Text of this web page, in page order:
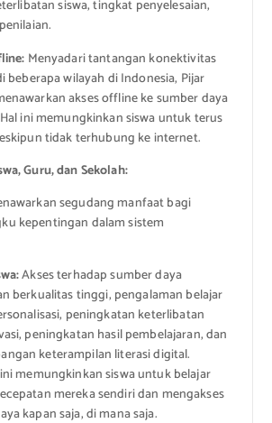
siswa, tingkat penyelesaian,
Menyadari tantangan konektivitas
beberapa wilayah di Indonesia, Pijar
akses offline ke sumber daya
ini memungkinkan siswa untuk terus
tidak terhubung ke internet.
Guru, dan Sekolah:
segudang manfaat bagi
kepentingan dalam sistem
Akses terhadap sumber daya
berkualitas tinggi, pengalaman belajar
peningkatan keterlibatan
peningkatan hasil pembelajaran, dan
keterampilan literasi digital.
memungkinkan siswa untuk belajar
mereka sendiri dan mengakses
kapan saja, di mana saja.